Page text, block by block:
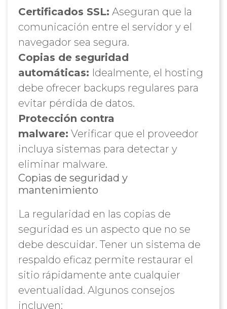
Certificados SSL: Aseguran que la
comunicación entre el servidor y el
navegador sea segura.
Copias de seguridad
automáticas: Idealmente, el hosting
debe ofrecer backups regulares para
evitar pérdida de datos.
Protección contra
malware: Verificar que el proveedor
incluya sistemas para detectar y
eliminar malware.
Copias de seguridad y
mantenimiento
La regularidad en las copias de
seguridad es un aspecto que no se
debe descuidar. Tener un sistema de
respaldo eficaz permite restaurar el
sitio rápidamente ante cualquier
eventualidad. Algunos consejos
incluyen: